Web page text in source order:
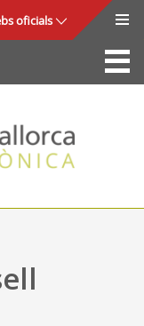
oficials
La Seu
Consell de Mallorca
Accés i seguretat
Utilitats